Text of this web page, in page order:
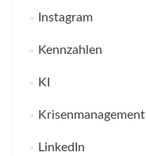
Instagram
Kennzahlen
KI
Krisenmanagement
LinkedIn